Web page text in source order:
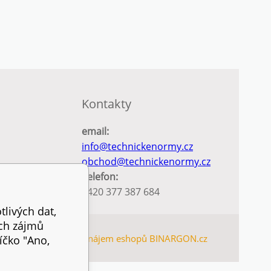
Kontakty
email:
info@technickenormy.cz
obchod@technickenormy.cz
Telefon:
+420 377 387 684
Tvorba a pronájem eshopů BINARGON.cz
dat,
zájmů
"Ano,